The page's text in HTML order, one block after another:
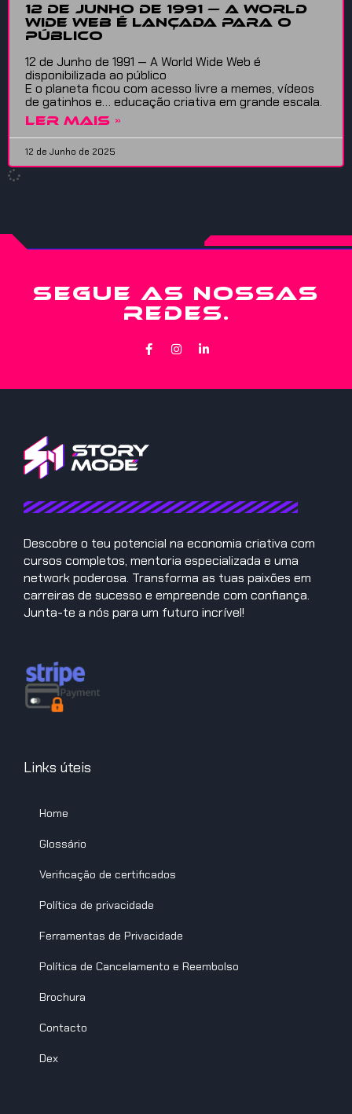
12 de Junho de 1991 — A World
Wide Web é lançada para o
público
12 de Junho de 1991 — A World Wide Web é
disponibilizada ao público
E o planeta ficou com acesso livre a memes, vídeos
de gatinhos e… educação criativa em grande escala.
LER MAIS »
12 de Junho de 2025
SEGUE AS NOSSAS
REDES.
Descobre o teu potencial na economia criativa com
cursos completos, mentoria especializada e uma
network poderosa. Transforma as tuas paixões em
carreiras de sucesso e empreende com confiança.
Junta-te a nós para um futuro incrível!
Links úteis
Home
Glossário
Verificação de certificados
Política de privacidade
Ferramentas de Privacidade
Política de Cancelamento e Reembolso
Brochura
Contacto
Dex